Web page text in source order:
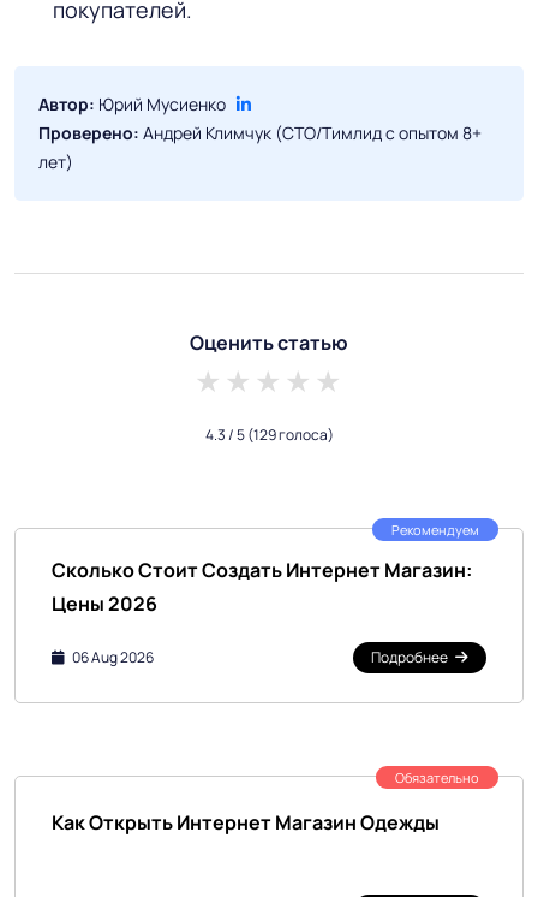
покупателей.
Автор: Юрий Мусиенко
Проверено: Андрей Климчук (CTO/Тимлид с опытом 8+
лет)
Оценить статью
4 stars
3 stars
2 stars
1 star
4.3/ 5(129 голоса)
Рекомендуем
Сколько Стоит Создать Интернет Магазин:
Цены 2026
06 Aug 2026 Подробнее
Обязательно
Как Открыть Интернет Магазин Одежды